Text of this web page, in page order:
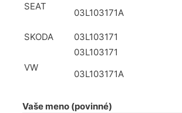
SEAT
03L103171A
SKODA 03L103171
VW
03L103171
03L103171A
Vaše meno (povinné)